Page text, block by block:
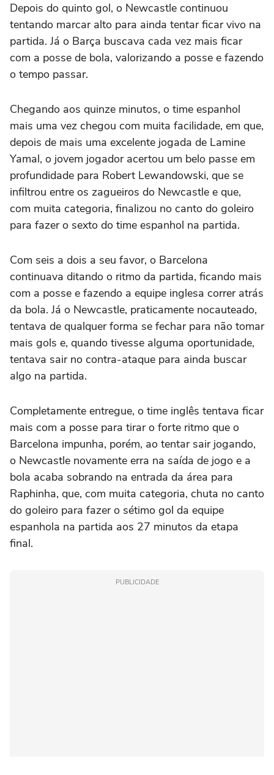
Depois do quinto gol, o Newcastle continuou
tentando marcar alto para ainda tentar ficar vivo na
partida. Já o Barça buscava cada vez mais ficar
com a posse de bola, valorizando a posse e fazendo
o tempo passar.
Chegando aos quinze minutos, o time espanhol
mais uma vez chegou com muita facilidade, em que,
depois de mais uma excelente jogada de Lamine
Yamal, o jovem jogador acertou um belo passe em
profundidade para Robert Lewandowski, que se
infiltrou entre os zagueiros do Newcastle e que,
com muita categoria, finalizou no canto do goleiro
para fazer o sexto do time espanhol na partida.
Com seis a dois a seu favor, o Barcelona
continuava ditando o ritmo da partida, ficando mais
com a posse e fazendo a equipe inglesa correr atrás
da bola. Já o Newcastle, praticamente nocauteado,
tentava de qualquer forma se fechar para não tomar
mais gols e, quando tivesse alguma oportunidade,
tentava sair no contra-ataque para ainda buscar
algo na partida.
Completamente entregue, o time inglês tentava ficar
mais com a posse para tirar o forte ritmo que o
Barcelona impunha, porém, ao tentar sair jogando,
o Newcastle novamente erra na saída de jogo e a
bola acaba sobrando na entrada da área para
Raphinha, que, com muita categoria, chuta no canto
do goleiro para fazer o sétimo gol da equipe
espanhola na partida aos 27 minutos da etapa
final.
PUBLICIDADE